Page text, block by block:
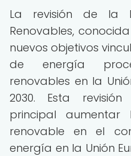
La revisión de la
Renovables,
nuevos objetivos
de energía
renovables en la
2030. Esta
principal
renovable en el
energía en la Unión